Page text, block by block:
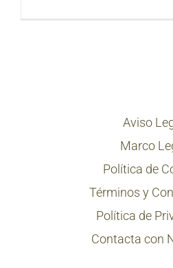
Aviso
Marco
Política de
Términos y
Política de
Contacta con